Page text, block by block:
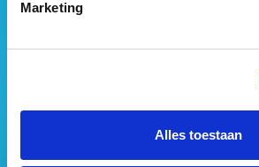
Marketing
Alles toestaan